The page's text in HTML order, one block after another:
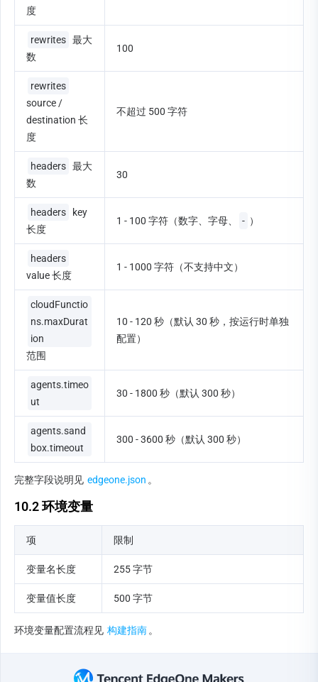
度
rewrites 最大
数
100
rewrites
source /
destination 长
度
不超过 500 字符
headers 最大
数
30
headers
key
长度
1 - 100 字符（数字、字母、 - ）
headers
value 长度
1 - 1000 字符（不支持中文）
cloudFunctio
ns.maxDurat
ion
范围
10 - 120 秒（默认 30 秒，按运行时单独
配置）
agents.timeo
ut
30 - 1800 秒（默认 300 秒）
agents.sand
box.timeout
300 - 3600 秒（默认 300 秒）
完整字段说明见 edgeone.json 。
10.2 环境变量
项 限制
变量名长度 255 字节
变量值长度 500 字节
环境变量配置流程见 构建指南 。